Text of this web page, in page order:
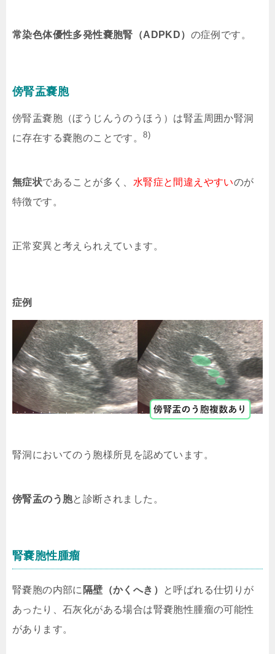
常染色体優性多発性嚢胞腎（ADPKD） の症例です。
傍腎盂嚢胞
傍腎盂嚢胞（ぼうじんうのうほう）は腎盂周囲か腎洞
に存在する嚢胞のことです。8)
無症状であることが多く、 水腎症と間違えやすいのが
特徴です。
正常変異と考えられえています。
症例
腎洞においてのう胞様所見を認めています。
傍腎盂のう胞と診断されました。
腎嚢胞性腫瘤
腎嚢胞の内部に 隔壁（かくへき）
と呼ばれる仕切りが
あったり、石灰化がある場合は腎嚢胞性腫瘤の可能性
があります。